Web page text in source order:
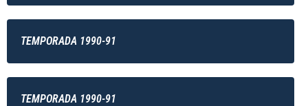
TEMPORADA 1990-91
TEMPORADA 1990-91